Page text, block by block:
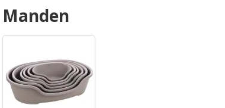
Manden